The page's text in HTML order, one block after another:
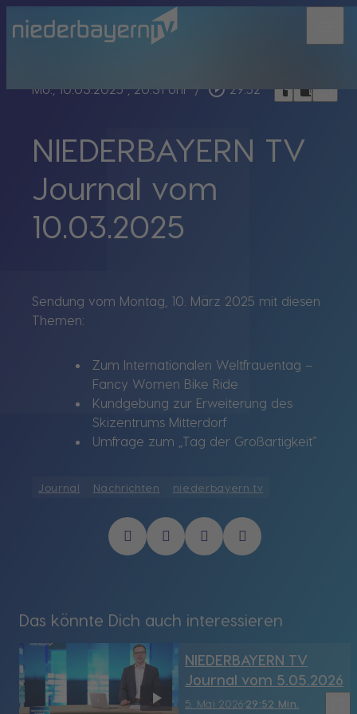
Mo., 10.03.2025, 20:31 Uhr / play_circle_outline 29:52 headphoneschrome_reader_modebookmark_border
NIEDERBAYERN TV
Journal vom
10.03.2025
Sendung vom Montag, 10. März 2025 mit diesen
Themen:
Zum Internationalen Weltfrauentag –
Fancy Women Bike Ride
Kundgebung zur Erweiterung des
Skizentrums Mitterdorf
Umfrage zum „Tag der Großartigkeit“
Journal Nachrichten niederbayern tv
Das könnte Dich auch interessieren
5. Mai 2026 29:52 Min.
NIEDERBAYERN TV
Journal vom 5.05.2026